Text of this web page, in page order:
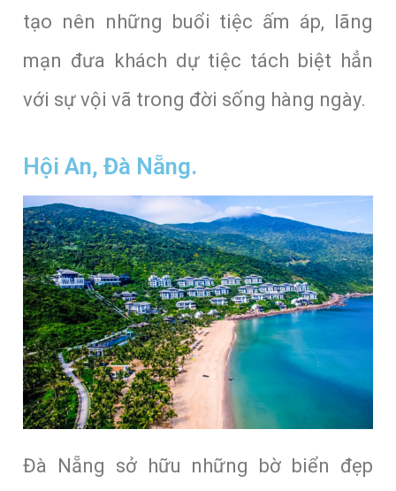
tạo nên những buổi tiệc ấm áp, lãng
mạn đưa khách dự tiệc tách biệt hẳn
với sự vội vã trong đời sống hàng ngày.
Hội An, Đà Nẵng.
Đà Nẵng sở hữu những bờ biển đẹp